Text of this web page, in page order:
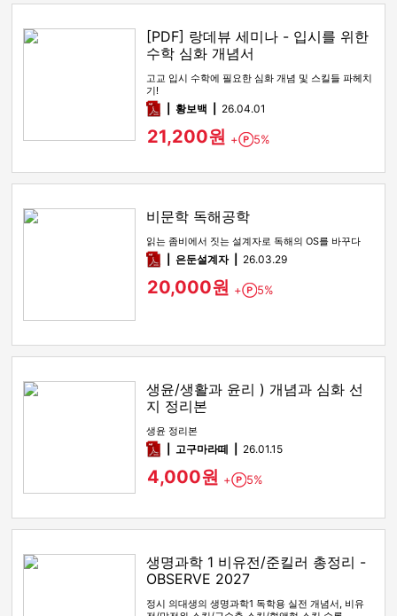
[PDF] 랑데뷰 세미나 - 입시를 위한
수학 심화 개념서
고교 입시 수학에 필요한 심화 개념 및 스킬들 파헤치
기!
pdf황보백 26.04.01
21,200원 + Point
5%
비문학 독해공학
읽는 좀비에서 짓는 설계자로 독해의 OS를 바꾸다
pdf은둔설계자 26.03.29
20,000원 + Point
5%
생윤/생활과 윤리 ) 개념과 심화 선
지 정리본
생윤 정리본
pdf고구마라떼 26.01.15
4,000원 + Point
5%
생명과학 1 비유전/준킬러 총정리 -
OBSERVE 2027
정시 의대생의 생명과학1 독학용 실전 개념서, 비유